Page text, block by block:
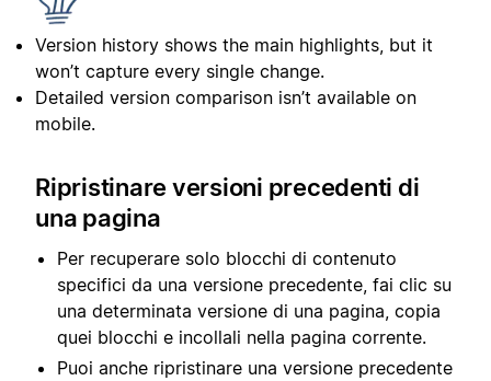
Version history shows the main highlights, but it
won’t capture every single change.
Detailed version comparison isn’t available on
mobile.
Ripristinare versioni precedenti di
una pagina
Per recuperare solo blocchi di contenuto
specifici da una versione precedente, fai clic su
una determinata versione di una pagina, copia
quei blocchi e incollali nella pagina corrente.
Puoi anche ripristinare una versione precedente